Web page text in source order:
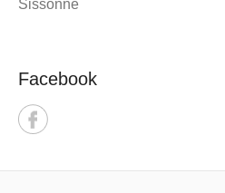
Sissonne
Facebook